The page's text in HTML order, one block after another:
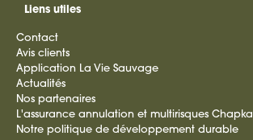
Liens utiles
Contact
Avis clients
Application La Vie Sauvage
Actualités
Nos partenaires
L'assurance annulation et multirisques Chapka
Notre politique de développement durable